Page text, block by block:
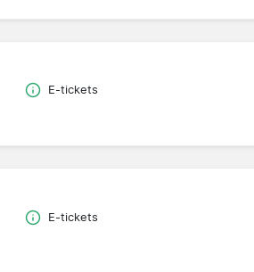
E-tickets
E-tickets